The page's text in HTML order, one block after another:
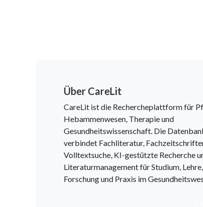
Über CareLit
CareLit ist die Rechercheplattform für
Hebammenwesen, Therapie und
Gesundheitswissenschaft. Die
verbindet Fachliteratur,
Volltextsuche, KI-gestützte Recherche
Literaturmanagement für Studium, Lehre,
Forschung und Praxis im